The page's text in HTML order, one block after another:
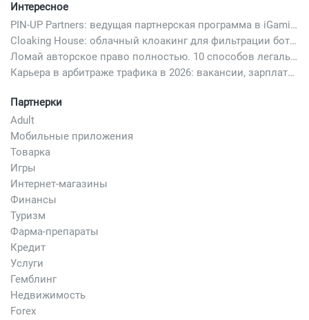
Интересное
PIN-UP Partners: ведущая партнерская программа в iGaming
Cloaking House: облачный клоакинг для фильтрации ботов FB и Google Ads — гайд PHP-интеграции 2026
Ломай авторское право полностью. 10 способов легально добавить любимый трек в свой креатив
Карьера в арбитраже трафика в 2026: вакансии, зарплаты и как начать
Партнерки
Adult
Мобильные приложения
Товарка
Игры
Интернет-магазины
Финансы
Туризм
Фарма-препараты
Кредит
Услуги
Гемблинг
Недвижимость
Forex